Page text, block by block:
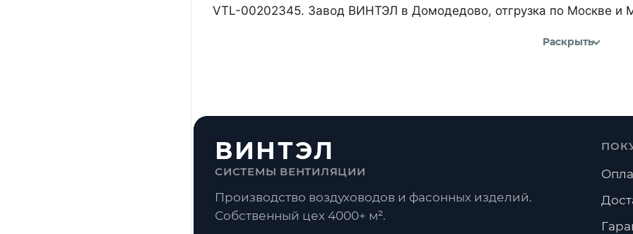
VTL-00202345. Завод ВИНТЭЛ в Домодедово, отгрузка по Москве и
Раскрыть
ВИНТЭЛ
СИСТЕМЫ ВЕНТИЛЯЦИИ
Производство воздуховодов и фасонных изделий.
Собственный цех 4000+ м².